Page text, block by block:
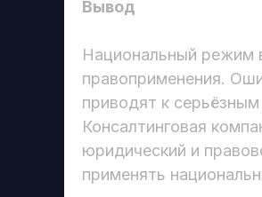
Вывод
Национальный режим
правоприменения.
приводят к
Консалтинговая
юридический и
применять